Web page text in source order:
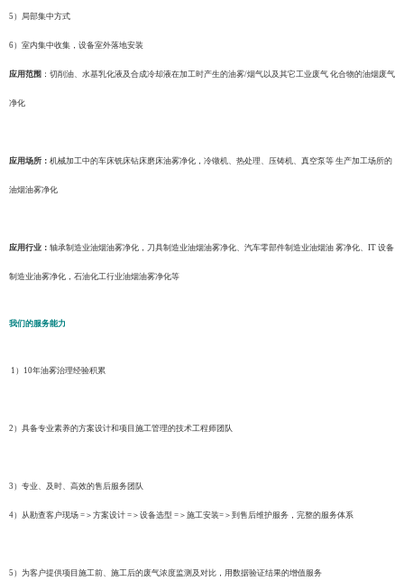
5）局部集中方式
6）室内集中收集，设备室外落地安装
应用范围 ：切削油、水基乳化液及合成冷却液在加工时产生的油雾/烟气以及其它工业废气 化合物的油烟废气
净化
应用场所： 机械加工中的车床铣床钻床磨床油雾净化，冷镦机、热处理、压铸机、真空泵等 生产加工场所的
油烟油雾净化
应用行业： 轴承制造业油烟油雾净化，刀具制造业油烟油雾净化、汽车零部件制造业油烟油 雾净化、 IT 设备
制造业油雾净化，石油化工行业油烟油雾净化等
我们的服务能力
1）10年油雾治理经验积累
2）具备专业素养的方案设计和项目施工管理的技术工程师团队
3）专业、及时、高效的售后服务团队
4）从勘查客户现场 =＞方案设计 =＞设备选型 =＞施工安装=＞到售后维护服务，完整的服务体系
5）为客户提供项目施工前、施工后的废气浓度监测及对比，用数据验证结果的增值服务